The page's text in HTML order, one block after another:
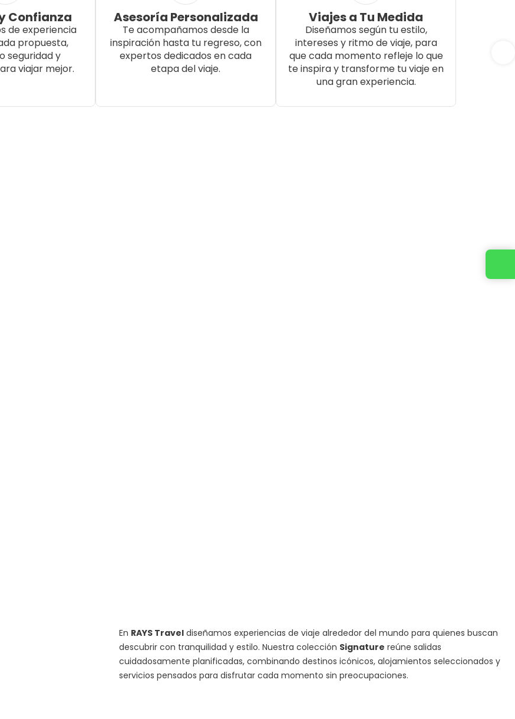
Confianza
de experiencia
propuesta,
seguridad y
viajar mejor.
Asesoría Personalizada
Te acompañamos desde la
inspiración hasta tu regreso, con
expertos dedicados en cada
etapa del viaje.
Viajes a Tu Medida
Diseñamos según tu estilo,
intereses y ritmo de viaje, para
que cada momento refleje lo que
te inspira y transforme tu viaje en
una gran experiencia.
En RAYS Travel diseñamos experiencias de viaje alrededor del mundo para quienes buscan
descubrir con tranquilidad y estilo. Nuestra colección Signature reúne salidas
cuidadosamente planificadas, combinando destinos icónicos, alojamientos seleccionados y
servicios pensados para disfrutar cada momento sin preocupaciones.